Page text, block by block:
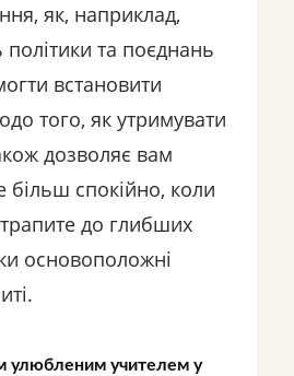
як, наприклад,
політики та поєднань
встановити
того, як утримувати
дозволяє вам
більш спокійно, коли
до глибших
основоположні
улюбленим учителем у